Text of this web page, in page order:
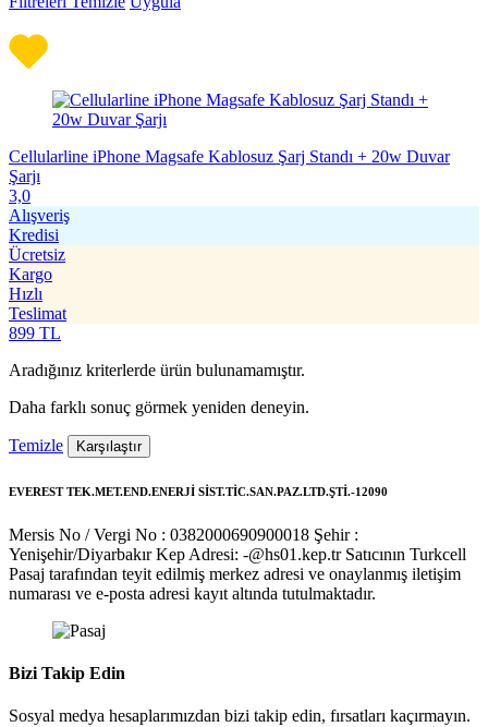
Cellularline iPhone Magsafe Kablosuz Şarj Standı + 20w Duvar
Şarjı
3,0
Alışveriş
Kredisi
Ücretsiz
Kargo
Hızlı
Teslimat
899 TL
Aradığınız kriterlerde ürün bulunamamıştır.
Daha farklı sonuç görmek yeniden deneyin.
Temizle Karşılaştır
EVEREST TEK.MET.END.ENERJİ SİST.TİC.SAN.PAZ.LTD.ŞTİ.-12090
Mersis No / Vergi No : 0382000690900018 Şehir :
Yenişehir/Diyarbakır Kep Adresi: -@hs01.kep.tr Satıcının Turkcell
Pasaj tarafından teyit edilmiş merkez adresi ve onaylanmış iletişim
numarası ve e-posta adresi kayıt altında tutulmaktadır.
Bizi Takip Edin
Sosyal medya hesaplarımızdan bizi takip edin, fırsatları kaçırmayın.